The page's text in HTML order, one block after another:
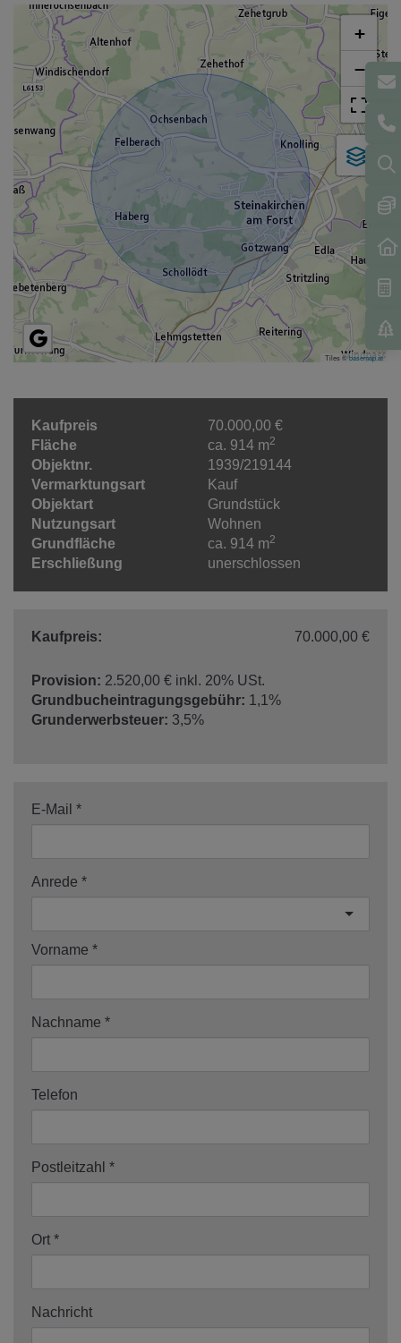
+
−
Tiles ©basemap.at
Kaufpreis
70.000,00 €
Fläche
ca. 914 m2
Objektnr.
1939/219144
Vermarktungsart
Kauf
Objektart
Grundstück
Nutzungsart
Wohnen
Grundfläche
ca. 914 m2
Erschließung unerschlossen
Kaufpreis: 70.000,00 €
Provision: 2.520,00 € inkl. 20% USt.
Grundbucheintragungsgebühr: 1,1%
Grunderwerbsteuer: 3,5%
E-Mail
Anrede
Vorname
Nachname
Telefon
Postleitzahl
Ort
Nachricht